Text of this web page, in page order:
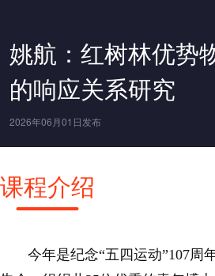
姚航：红树林优势
的响应关系研究
2026年06月01日发布
课程介绍
今年是纪念“五四运动”107周年